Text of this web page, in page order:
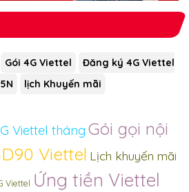
Gói 4G Viettel
Đăng ký 4G Viettel
lịch Khuyến mãi
Viettel tháng Gói gọi nội
Viettel Lịch khuyến mãi
Viettel Ứng tiền Viettel